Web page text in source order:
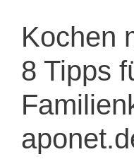
Kochen
8 Tipps